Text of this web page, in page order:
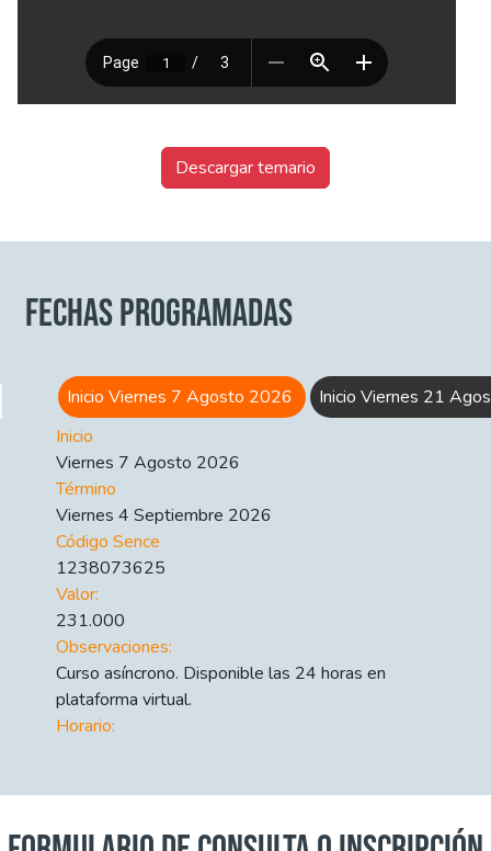
Descargar temario
FECHAS PROGRAMADAS
Inicio Viernes 7 Agosto 2026
Inicio Viernes 21
Inicio
Viernes 7 Agosto 2026
Término
Viernes 4 Septiembre 2026
Código Sence
1238073625
Valor:
231.000
Observaciones:
Curso asíncrono. Disponible las 24 horas en
plataforma virtual.
Horario: